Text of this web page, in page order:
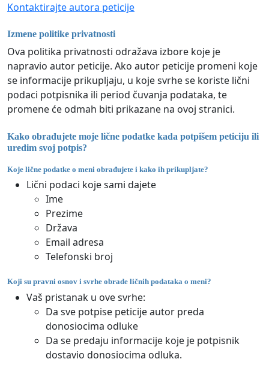
Kontaktirajte autora peticije
Izmene politike privatnosti
Ova politika privatnosti odražava izbore koje je
napravio autor peticije. Ako autor peticije promeni koje
se informacije prikupljaju, u koje svrhe se koriste lični
podaci potpisnika ili period čuvanja podataka, te
promene će odmah biti prikazane na ovoj stranici.
Kako obrađujete moje lične podatke kada potpišem peticiju ili
uredim svoj potpis?
Koje lične podatke o meni obrađujete i kako ih prikupljate?
Lični podaci koje sami dajete
Ime
Prezime
Država
Email adresa
Telefonski broj
Koji su pravni osnov i svrhe obrade ličnih podataka o meni?
Vaš pristanak u ove svrhe:
Da sve potpise peticije autor preda
donosiocima odluke
Da se predaju informacije koje je potpisnik
dostavio donosiocima odluka.